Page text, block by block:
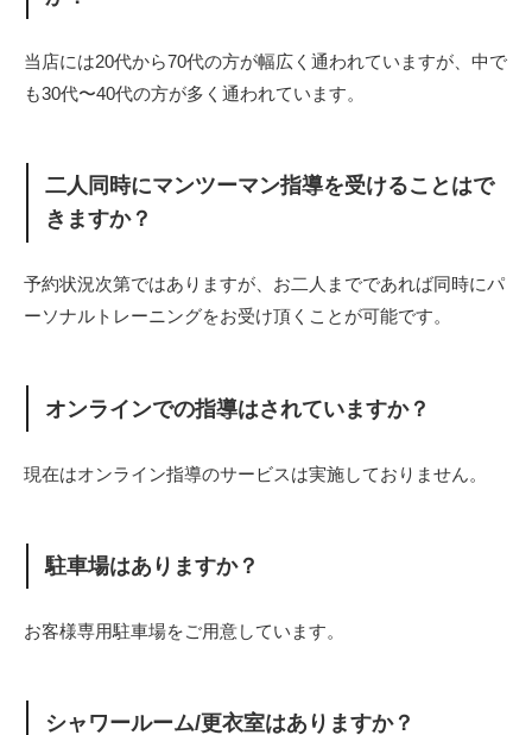
当店には20代から70代の方が幅広く通われていますが、中で
も30代〜40代の方が多く通われています。
二人同時にマンツーマン指導を受けることはで
きますか？
予約状況次第ではありますが、お二人までであれば同時にパ
ーソナルトレーニングをお受け頂くことが可能です。
オンラインでの指導はされていますか？
現在はオンライン指導のサービスは実施しておりません。
駐車場はありますか？
お客様専用駐車場をご用意しています。
シャワールーム/更衣室はありますか？